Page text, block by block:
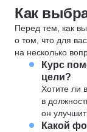
Как
Перед тем, как
о том, что для
на несколько
Курс
цели?
Хотите ли
в
он
Какой